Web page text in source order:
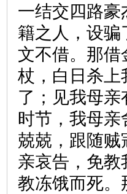
一结交四路豪
籍之人，设骗
文不借。那借
杖，白日杀上
了；见我母
时节，我母
兢兢，跟随贼
亲哀告，免教
教冻饿而死。